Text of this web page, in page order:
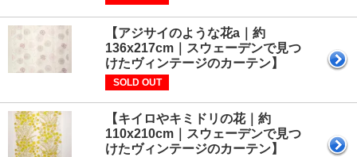
【アジサイのような花a｜約
136x217cm｜スウェーデンで見つ
けたヴィンテージのカーテン】
SOLD OUT
【キイロやキミドリの花｜約
110x210cm｜スウェーデンで見つ
けたヴィンテージのカーテン】